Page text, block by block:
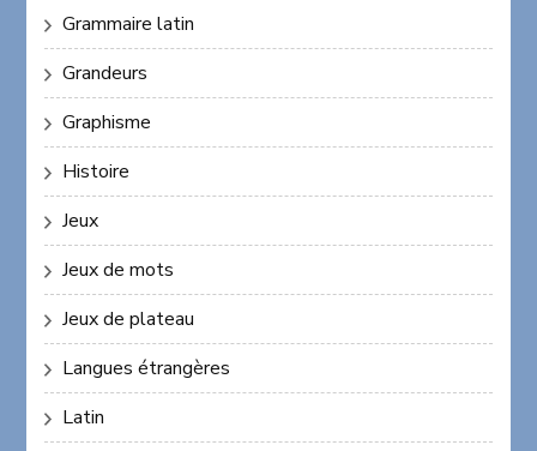
Grammaire latin
Grandeurs
Graphisme
Histoire
Jeux
Jeux de mots
Jeux de plateau
Langues étrangères
Latin